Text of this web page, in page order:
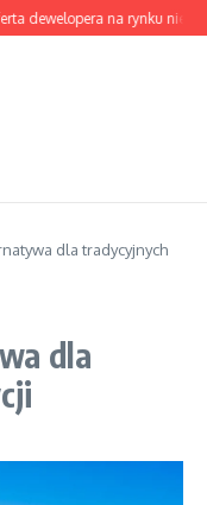
dewelopera na rynku
dla tradycyjnych
dla